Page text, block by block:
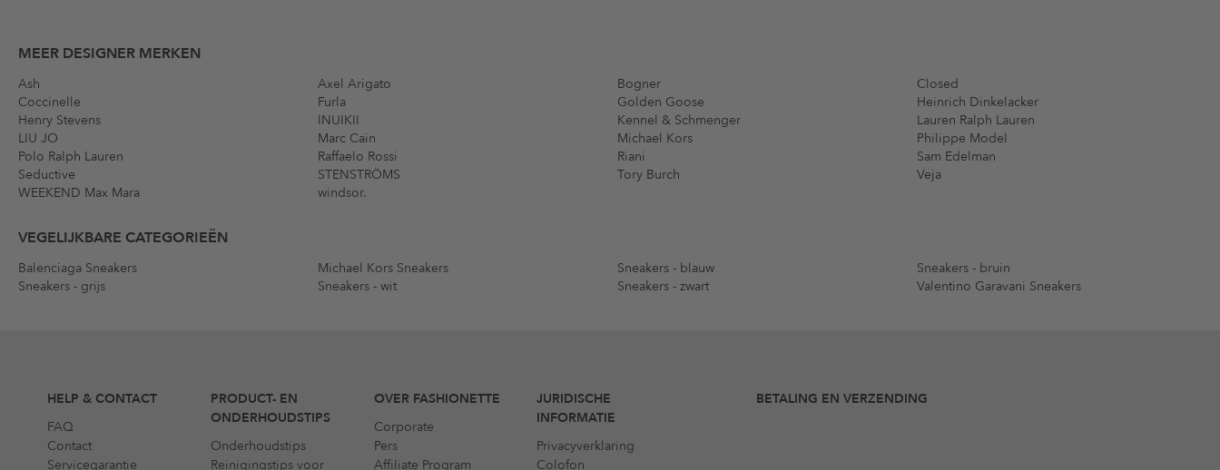
MEER DESIGNER MERKEN
Ash Axel Arigato Bogner
Closed
Coccinelle
Furla Golden Goose
Heinrich Dinkelacker
Henry Stevens
INUIKII Kennel & Schmenger
Lauren Ralph Lauren
LIU JO
Marc Cain Michael Kors
Philippe Model
Polo Ralph Lauren
Raffaelo Rossi Riani
Sam Edelman
Seductive
STENSTRÖMS Tory Burch
Veja
WEEKEND Max Mara
windsor.
VEGELIJKBARE CATEGORIEËN
Balenciaga Sneakers Michael Kors Sneakers Sneakers - blauw
Sneakers - bruin
Sneakers - grijs
Sneakers - wit Sneakers - zwart Valentino Garavani Sneakers
HELP & CONTACT
FAQ
Contact
Servicegarantie
PRODUCT- EN
ONDERHOUDSTIPS
Onderhoudstips
Reinigingstips voor
OVER FASHIONETTE
Corporate
Pers
Affiliate Program
JURIDISCHE
INFORMATIE
Privacyverklaring
Colofon
BETALING EN VERZENDING